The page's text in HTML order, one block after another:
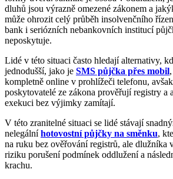
dluhů jsou výrazně omezené zákonem a
může ohrozit celý průběh insolvenčního
bank i seriózních nebankovních institucí
neposkytuje.
Lidé v této situaci často hledají alternativy,
jednodušší, jako je SMS půjčka přes mobil
kompletně online v prohlížeči telefonu,
poskytovatelé ze zákona prověřují registry a
exekuci bez výjimky zamítají.
V této zranitelné situaci se lidé stávají
nelegálníhotovostní půjčky na směnku,
na ruku bez ověřování registrů, ale dlužníka
riziku porušení podmínek oddlužení a
krachu.